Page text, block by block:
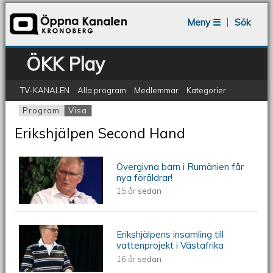
Meny ☰
Sök
ÖKK Play
TV-KANALEN Alla program Medlemmar Kategorier
Primära flikar
Program Visa
Erikshjälpen Second Hand
ÖKV Play - Övergivna barn i
Rumänien får nya föräldrar!
Övergivna barn i Rumänien får
nya föräldrar!
15 år sedan
ÖKV Play - Erikshjälpens insamling till
vattenprojekt i Västafrika
Erikshjälpens insamling till
vattenprojekt i Västafrika
16 år sedan